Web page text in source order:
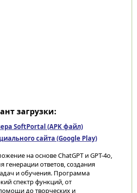
загрузки:
SoftPortal (APK файл)
сайта (Google Play)
на основе ChatGPT и GPT-4o,
генерации ответов, создания
и обучения. Программа
спектр функций, от
до творческих и